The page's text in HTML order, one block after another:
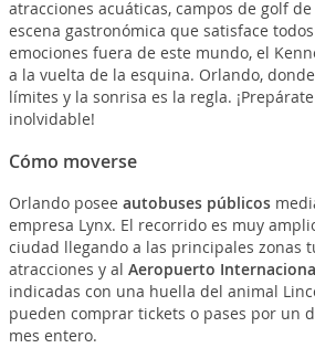
atracciones acuáticas, campos de golf
escena gastronómica que satisface
emociones fuera de este mundo, el
a la vuelta de la esquina. Orlando,
límites y la sonrisa es la regla.
inolvidable!
Cómo moverse
Orlando posee autobuses públicos
empresa Lynx. El recorrido es muy
ciudad llegando a las principales zonas
atracciones y al Aeropuerto
indicadas con una huella del animal
pueden comprar tickets o pases por un
mes entero.